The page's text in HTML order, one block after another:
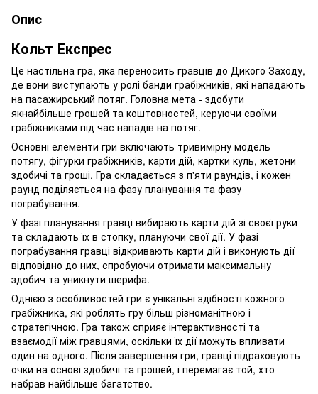
Опис
Кольт Експрес
Це настільна гра, яка переносить гравців до Дикого Заходу,
де вони виступають у ролі банди грабіжників, які нападають
на пасажирський потяг. Головна мета - здобути
якнайбільше грошей та коштовностей, керуючи своїми
грабіжниками під час нападів на потяг.
Основні елементи гри включають тривимірну модель
потягу, фігурки грабіжників, карти дій, картки куль, жетони
здобичі та гроші. Гра складається з п'яти раундів, і кожен
раунд поділяється на фазу планування та фазу
пограбування.
У фазі планування гравці вибирають карти дій зі своєї руки
та складають їх в стопку, плануючи свої дії. У фазі
пограбування гравці відкривають карти дій і виконують дії
відповідно до них, спробуючи отримати максимальну
здобич та уникнути шерифа.
Однією з особливостей гри є унікальні здібності кожного
грабіжника, які роблять гру більш різноманітною і
стратегічною. Гра також сприяє інтерактивності та
взаємодії між гравцями, оскільки їх дії можуть впливати
один на одного. Після завершення гри, гравці підраховують
очки на основі здобичі та грошей, і перемагає той, хто
набрав найбільше багатство.